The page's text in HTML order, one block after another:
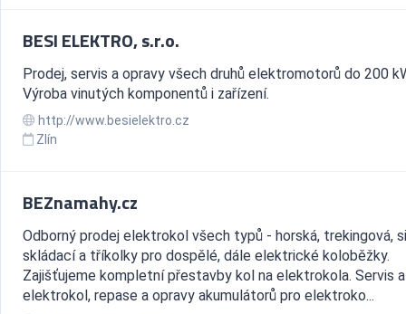
BESI ELEKTRO, s.r.o.
Prodej, servis a opravy všech druhů elektromotorů do 200
Výroba vinutých komponentů i zařízení.
http://www.besielektro.cz
Zlín
BEZnamahy.cz
Odborný prodej elektrokol všech typů - horská, trekingová,
skládací a tříkolky pro dospělé, dále elektrické koloběžky.
Zajišťujeme kompletní přestavby kol na elektrokola. Servis
elektrokol, repase a opravy akumulátorů pro elektroko...